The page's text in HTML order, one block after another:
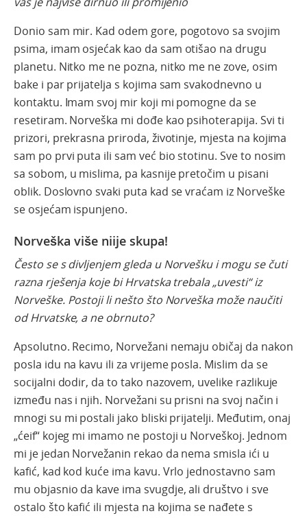
Donio sam mir. Kad odem gore, pogotovo sa svojim
psima, imam osjećak kao da sam otišao na drugu
planetu. Nitko me ne pozna, nitko me ne zove, osim
bake i par prijatelja s kojima sam svakodnevno u
kontaktu. Imam svoj mir koji mi pomogne da se
resetiram. Norveška mi dođe kao psihoterapija. Svi ti
prizori, prekrasna priroda, životinje, mjesta na kojima
sam po prvi puta ili sam već bio stotinu. Sve to nosim
sa sobom, u mislima, pa kasnije pretočim u pisani
oblik. Doslovno svaki puta kad se vraćam iz Norveške
se osjećam ispunjeno.
Norveška više niije skupa!
Često se s divljenjem gleda u Norvešku i mogu se čuti
razna rješenja koje bi Hrvatska trebala „uvesti“ iz
Norveške. Postoji li nešto što Norveška može naučiti
od Hrvatske, a ne obrnuto?
Apsolutno. Recimo, Norvežani nemaju običaj da nakon
posla idu na kavu ili za vrijeme posla. Mislim da se
socijalni dodir, da to tako nazovem, uvelike razlikuje
između nas i njih. Norvežani su prisni na svoj način i
mnogi su mi postali jako bliski prijatelji. Međutim, onaj
„ćeif“ kojeg mi imamo ne postoji u Norveškoj. Jednom
mi je jedan Norvežanin rekao da nema smisla ići u
kafić, kad kod kuće ima kavu. Vrlo jednostavno sam
mu objasnio da kave ima svugdje, ali društvo i sve
ostalo što kafić ili mjesta na kojima se nađete s